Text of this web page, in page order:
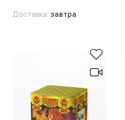
Доставка: завтра